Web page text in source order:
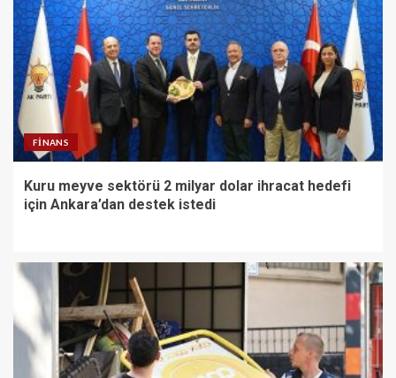
FINANS
Kuru meyve sektörü 2 milyar dolar ihracat hedefi
için Ankara’dan destek istedi